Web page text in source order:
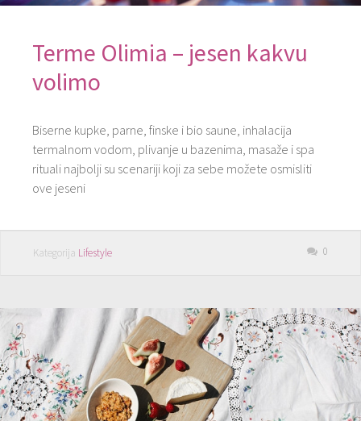
Terme Olimia – jesen kakvu
volimo
Biserne kupke, parne, finske i bio saune, inhalacija
termalnom vodom, plivanje u bazenima, masaže i spa
rituali najbolji su scenariji koji za sebe možete osmisliti
ove jeseni
Kategorija Lifestyle 0